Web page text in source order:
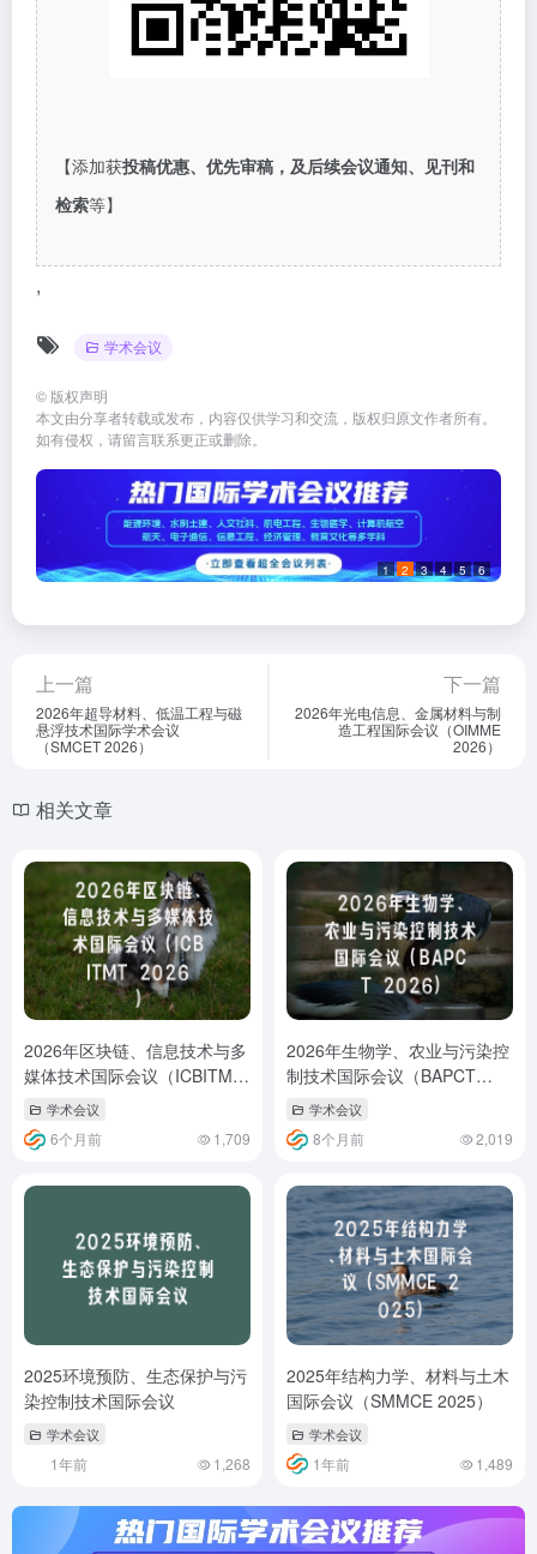
【添加获投稿优惠、优先审稿，及后续会议通知、见刊和
检索等】
,
学术会议
© 版权声明
本文由分享者转载或发布，内容仅供学习和交流，版权归原文作者所有。
如有侵权，请留言联系更正或删除。
1 2 3 4 5 6
上一篇
2026年超导材料、低温工程与磁
悬浮技术国际学术会议
（SMCET 2026）
下一篇
2026年光电信息、金属材料与制
造工程国际会议（OIMME
2026）
相关文章
2026年区块链、信息技术与多
媒体技术国际会议（ICBITMT
2026）
学术会议
6个月前 1,709
2026年生物学、农业与污染控
制技术国际会议（BAPCT
2026）
学术会议
8个月前 2,019
2025环境预防、生态保护与污
染控制技术国际会议
学术会议
1年前 1,268
2025年结构力学、材料与土木
国际会议（SMMCE 2025）
学术会议
1年前 1,489